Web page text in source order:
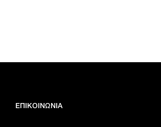
ΕΠΙΚΟΙΝΩΝΙΑ